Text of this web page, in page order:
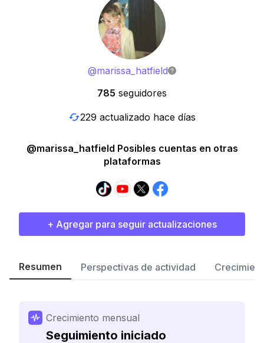
@marissa_hatfield
785 seguidores
229 actualizado hace días
@marissa_hatfield Posibles cuentas en otras
plataformas
+ Agregar para seguir actualizaciones
Resumen Perspectivas de actividad
Crecimiento mensual
Seguimiento iniciado